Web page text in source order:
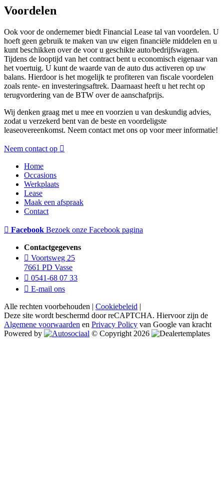
Voordelen
Ook voor de ondernemer biedt Financial Lease tal van voordelen. U
hoeft geen gebruik te maken van uw eigen financiële middelen en u
kunt beschikken over de voor u geschikte auto/bedrijfswagen.
Tijdens de looptijd van het contract bent u economisch eigenaar van
het voertuig. U kunt de waarde van de auto dus activeren op uw
balans. Hierdoor is het mogelijk te profiteren van fiscale voordelen
zoals rente- en investeringsaftrek. Daarnaast heeft u het recht op
terugvordering van de BTW over de aanschafprijs.
Wij denken graag met u mee en voorzien u van deskundig advies,
zodat u verzekerd bent van de beste en voordeligste
leaseovereenkomst. Neem contact met ons op voor meer informatie!
Neem contact op
Home
Occasions
Werkplaats
Lease
Maak een afspraak
Contact
Facebook Bezoek onze Facebook pagina
Contactgegevens
Voortsweg 25
7661 PD Vasse
0541-68 07 33
E-mail ons
Alle rechten voorbehouden | Cookiebeleid |
Deze site wordt beschermd door reCAPTCHA. Hiervoor zijn de
Algemene voorwaarden en Privacy Policy van Google van kracht
Powered by
© Copyright 2026